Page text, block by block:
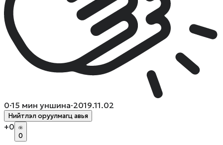
0·15 мин уншина·2019.11.02
Нийтлэл оруулмагц авья
+0
0